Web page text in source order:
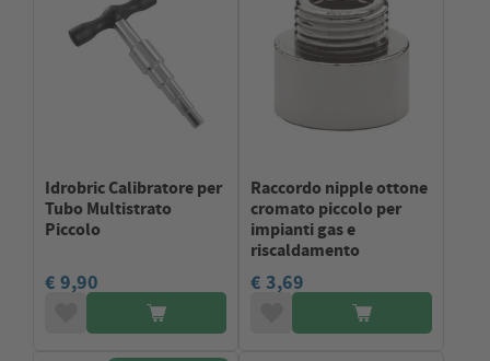
Idrobric Calibratore per
Tubo Multistrato
Piccolo
€ 9,90
Raccordo nipple ottone
cromato piccolo per
impianti gas e
riscaldamento
€ 3,69